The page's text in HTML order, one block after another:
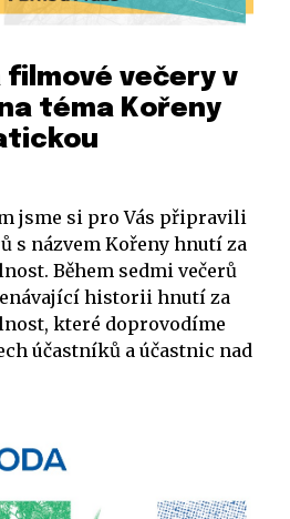
filmové večery v
téma Kořeny
jsme si pro Vás připravili
s názvem Kořeny hnutí za
Během sedmi večerů
historii hnutí za
které doprovodíme
účastníků a účastnic nad